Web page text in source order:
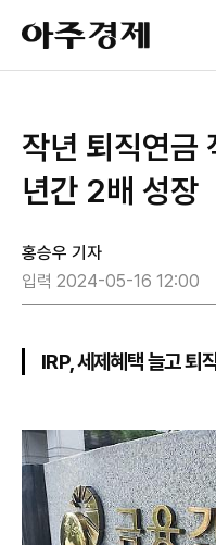
아
주
경
작년 퇴직연
년간 2배 성장
홍승우 기자
입력 2024-05-16 12:00
IRP, 세제혜택 늘고 퇴